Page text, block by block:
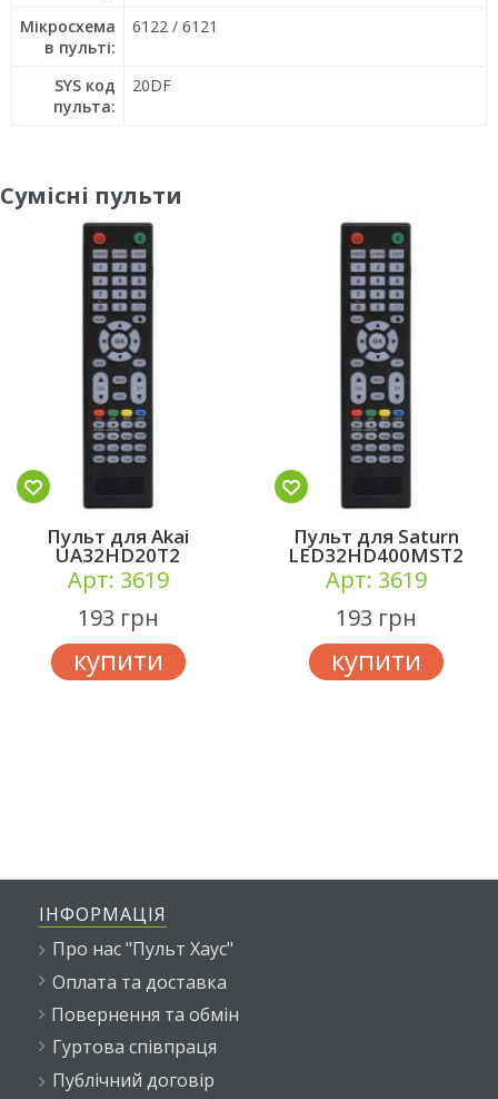
Мікросхема
в пульті:
6122 / 6121
SYS код
пульта:
20DF
Сумісні пульти
Пульт для Akai
UA32HD20T2
Арт: 3619
193 грн
купити
Пульт для Saturn
LED32HD400MST2
Арт: 3619
193 грн
купити
ІНФОРМАЦІЯ
Про нас "Пульт Хаус"
Оплата та доставка
Повернення та обмін
Гуртова співпраця
Публічний договір